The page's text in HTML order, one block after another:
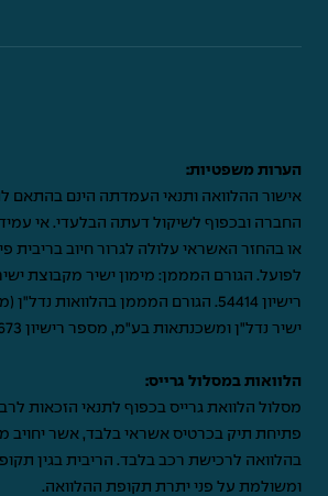
הערות משפטיות:
אישור ההלוואה ותנאי העמדתה הינם בהתאם
החברה ובכפוף לשיקול דעתה הבלעדי. אי
או בהחזר האשראי עלולה לגרור חיוב בריבית
רישיון 54414. הגורם המממן בהלוואות
ישיר נדל"ן ומשכנתאות בע"מ, מספר רישיון 63673.
הלוואות במסלול גרייס:
מסלול הלוואת גרייס בכפוף לתנאי הזכאות
פתיחת תיק בכרטיס אשראי בלבד, אשר יחויב
בהלוואה לרכישת רכב בלבד. הריבית בגין
ומשולמת על פני יתרת תקופת ההלוואה.